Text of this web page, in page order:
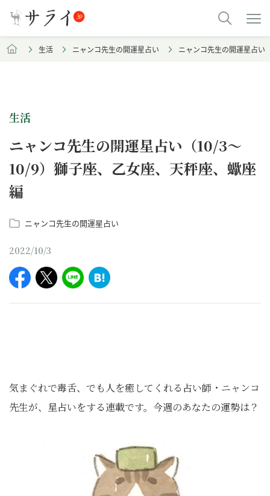
生活 ニャンコ先生の開運星占い ニャンコ先生の開運星占
生活
ニャンコ先生の開運星占い（10/3～
10/9）獅子座、乙女座、天秤座、蠍座
編
ニャンコ先生の開運星占い
2022/10/3
気まぐれで毒舌、でも人を癒してくれる占い師・ニャンコ
先生が、星占いをする連載です。今週のあなたの運勢は？